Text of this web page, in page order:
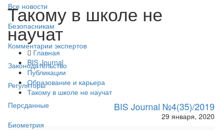
Все новости
Безопасникам
Комментарии экспертов
Законодательство
Регуляторы
Персданные
Биометрия
Такому в школе не
научат
Главная
BIS Journal
Публикации
Образование и карьера
Такому в школе не научат
BIS Journal №4(35)/2019
29 января, 2020